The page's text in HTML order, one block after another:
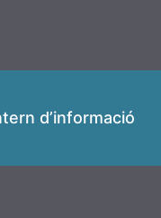
d’informació